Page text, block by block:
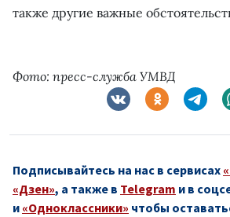
также другие важные
Фото: пресс-служба УМВД
Подписывайтесь на нас в сервисах
«Дзен», а также в Telegram и в
и «Одноклассники» чтобы